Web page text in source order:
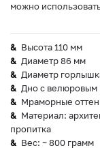
можно
Высота 110 мм
Диаметр 86 мм
Диаметр
Дно с велюровым
Мраморные
Материал:
пропитка
Вес: ~ 800 грамм